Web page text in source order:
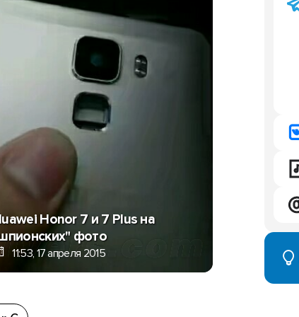
Honor 7 и 7 Plus на
фото
11:53, 17 апреля 2015